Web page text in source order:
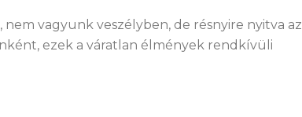
vagyunk veszélyben, de résnyire nyitva az
ezek a váratlan élmények rendkívüli